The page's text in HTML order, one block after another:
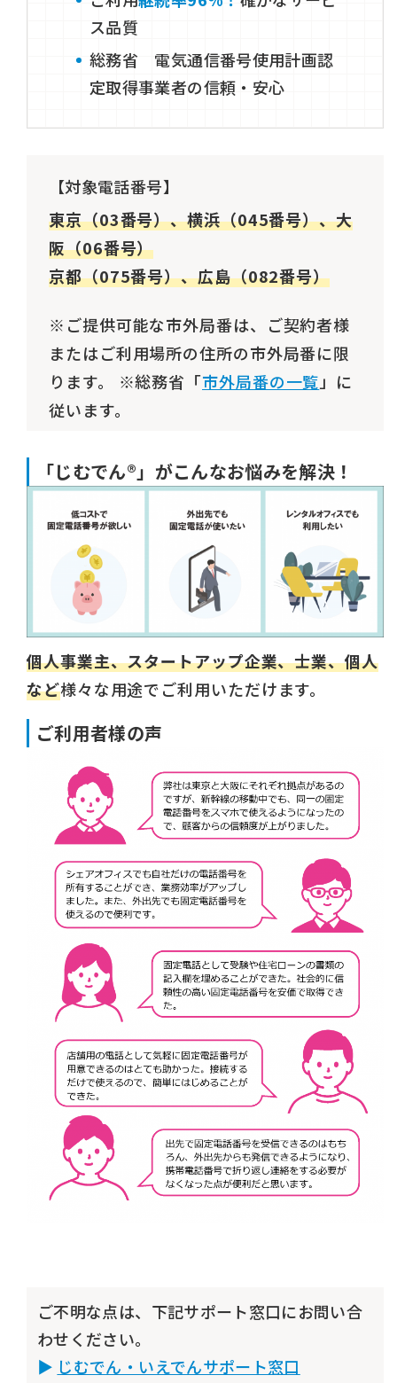
ス品質
総務省 電気通信番号使用計画認
定取得事業者の信頼・安心
【対象電話番号】
東京（03番号）、横浜（045番号）、大
阪（06番号）
京都（075番号）、広島（082番号）
※ご提供可能な市外局番は、ご契約者様
またはご利用場所の住所の市外局番に限
ります。 ※総務省「市外局番の一覧」に
従います。
「じむでん®」がこんなお悩みを解決！
個人事業主、スタートアップ企業、士業、個人
など様々な用途でご利用いただけます。
ご利用者様の声
ご不明な点は、下記サポート窓口にお問い合
わせください。
じむでん・いえでんサポート窓口